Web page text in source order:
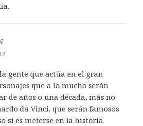
gente que actúa en el gran
que a lo mucho serán
de años o una década, más no
da Vinci, que serán famosos
sí es meterse en la historia.